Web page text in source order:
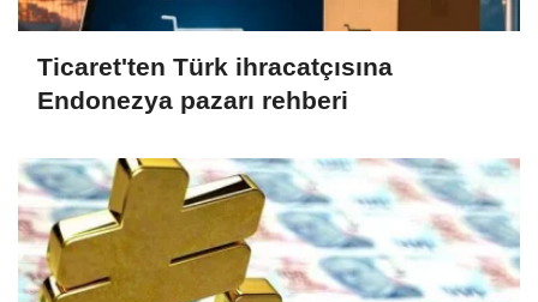
Ticaret'ten Türk ihracatçısına
Endonezya pazarı rehberi